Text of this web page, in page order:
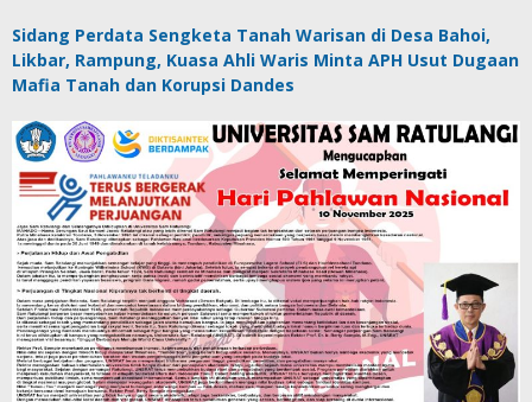
Sidang Perdata Sengketa Tanah Warisan di Desa Bahoi,
Likbar, Rampung, Kuasa Ahli Waris Minta APH Usut Dugaan
Mafia Tanah dan Korupsi Dandes